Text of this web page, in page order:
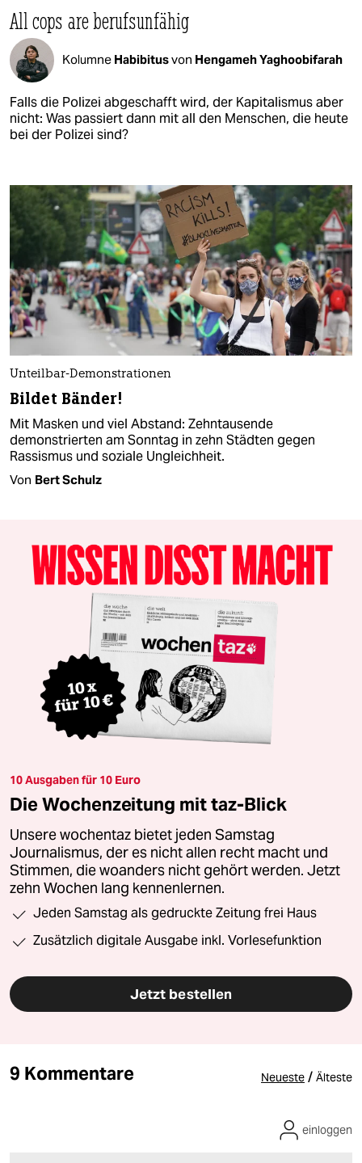
All cops are berufsunfähig
Kolumne Habibitusvon Hengameh Yaghoobifarah
Falls die Polizei abgeschafft wird, der Kapitalismus aber
nicht: Was passiert dann mit all den Menschen, die heute
bei der Polizei sind?
Unteilbar-Demonstrationen
Bildet Bänder!
Mit Masken und viel Abstand: Zehntausende
demonstrierten am Sonntag in zehn Städten gegen
Rassismus und soziale Ungleichheit.
Von Bert Schulz
10 Ausgaben für 10 Euro
Die Wochenzeitung mit taz-Blick
Unsere wochentaz bietet jeden Samstag
Journalismus, der es nicht allen recht macht und
Stimmen, die woanders nicht gehört werden. Jetzt
zehn Wochen lang kennenlernen.
Jeden Samstag als gedruckte Zeitung frei Haus
Zusätzlich digitale Ausgabe inkl. Vorlesefunktion
Jetzt bestellen
9 Kommentare Neueste / Älteste
einloggen